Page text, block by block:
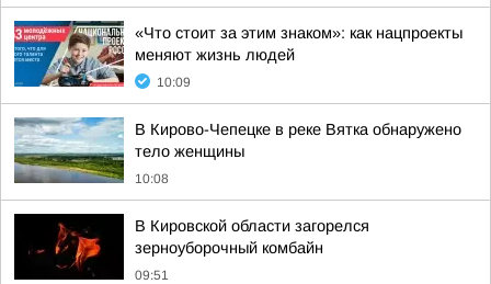
«Что стоит за этим знаком»: как нацпроекты
меняют жизнь людей
10:09
В Кирово-Чепецке в реке Вятка обнаружено
тело женщины
10:08
В Кировской области загорелся
зерноуборочный комбайн
09:51